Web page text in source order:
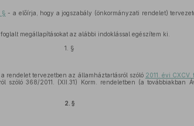
§ - a előírja, hogy a jogszabály (önkormányzati rendelet)
megállapításokat az alábbi indoklással egészítem ki.
1. §
rendelet tervezetben az államháztartásról szóló 2011. évi
szóló 368/2011. (XII.31) Korm. rendeletben (a továbbiakban
2. §